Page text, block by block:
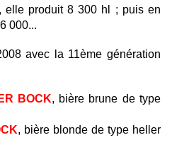
elle produit 8 300 hl ; puis en
000...
avec la 11ème génération
BOCK, bière brune de type
, bière blonde de type heller